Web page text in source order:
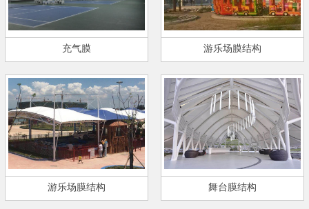
充气膜 游乐场膜结构
游乐场膜结构 舞台膜结构